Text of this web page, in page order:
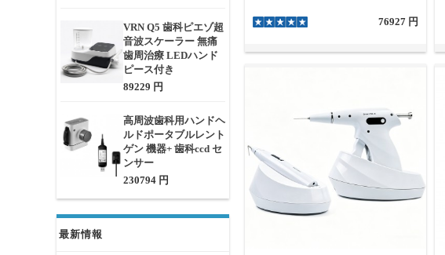
VRN Q5 歯科ピエゾ超
音波スケーラー 無痛
歯周治療 LEDハンド
ピース付き
89229 円
高周波歯科用ハンドヘ
ルドポータブルレント
ゲン 機器+ 歯科ccd セ
ンサー
230794 円
最新情報
76927 円